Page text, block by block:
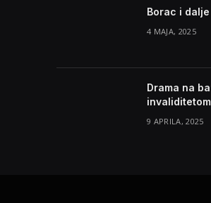
Borac i
4 MAJA, 2025
Drama na
invaliditetom
9 APRILA, 2025